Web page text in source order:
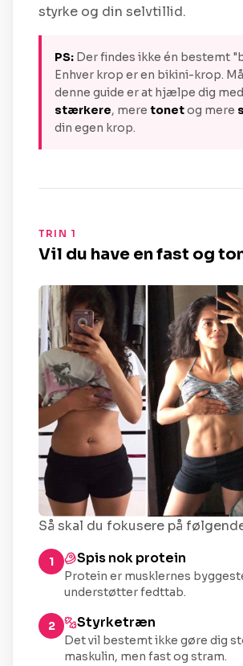
styrke og din selvtillid.
PS: Der findes ikke én bestemt
Enhver krop er en bikini-krop.
denne guide er at hjælpe dig
stærkere, mere tonetog mere
din egen krop.
TRIN 1
Vil du have en fast og
Så skal du fokusere på
1 Spis nok protein
Protein er musklernes
understøtter fedttab.
2 Styrketræn
Det vil bestemt ikke gøre dig
maskulin, men fast og stram.